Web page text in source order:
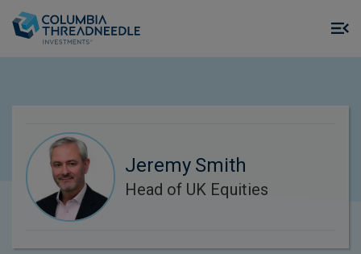
Jeremy Smith
Head of UK Equities